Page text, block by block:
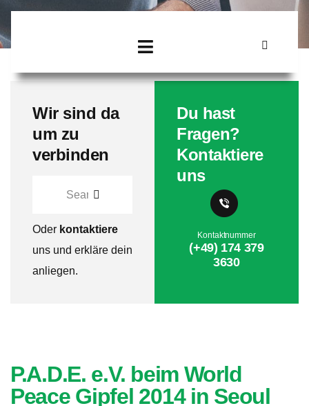
Wir sind da
um zu
verbinden
Oder kontaktiere
uns und erkläre dein
anliegen.
Du hast
Fragen?
Kontaktiere
uns
Kontaktnummer
(+49) 174 379
3630
P.A.D.E. e.V. beim World
Peace Gipfel 2014 in Seoul